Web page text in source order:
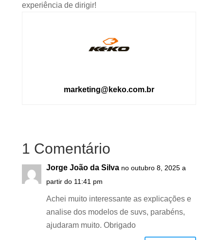
experiência de dirigir!
marketing@keko.com.br
1 Comentário
Jorge João da Silva no outubro 8, 2025 a
partir do 11:41 pm
Achei muito interessante as explicações e
analise dos modelos de suvs, parabéns,
ajudaram muito. Obrigado